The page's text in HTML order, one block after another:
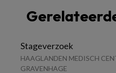
Stageverzoek
HAAGLANDEN MEDISCH
GRAVENHAGE